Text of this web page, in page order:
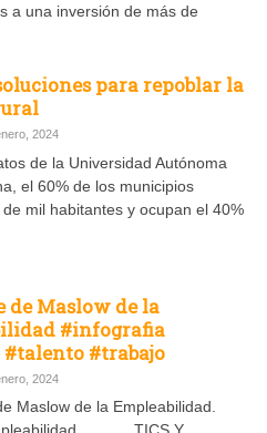
a una inversión de más de
para repoblar la
2024
de la Universidad Autónoma
el 60% de los municipios
mil habitantes y ocupan el 40%
de Maslow de la
#infografia
#talento #trabajo
2024
Maslow de la Empleabilidad.